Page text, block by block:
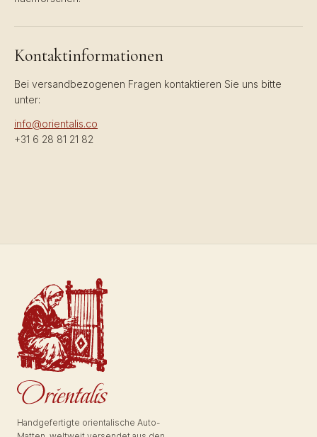
Kontaktinformationen
Bei versandbezogenen Fragen kontaktieren Sie uns bitte
unter:
info@orientalis.co
+31 6 28 81 21 82
Handgefertigte orientalische Auto-